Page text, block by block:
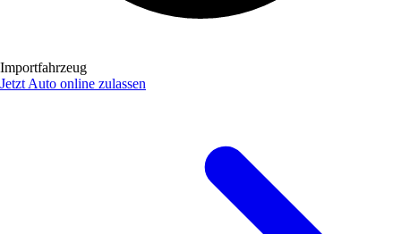
Importfahrzeug
Jetzt Auto online zulassen